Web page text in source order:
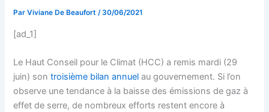
ParViviane De Beaufort/30/06/2021
[ad_1]
Le Haut Conseil pour le Climat (HCC) a remis mardi (29
juin) sontroisième bilan annuelau gouvernement. Si l’on
observe une tendance à la baisse des émissions de gaz à
effet de serre, de nombreux efforts restent encore à